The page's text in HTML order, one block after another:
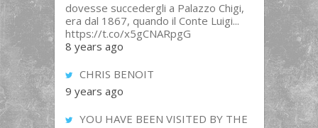
dovesse succedergli a Palazzo Chigi,
era dal 1867, quando il Conte Luigi...
https://t.co/x5gCNARpgG
8 years ago
CHRIS BENOIT
9 years ago
YOU HAVE BEEN VISITED BY THE